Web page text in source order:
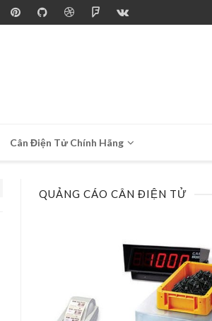
Cân Điện Tử Chính Hãng
QUẢNG CÁO CÂN ĐIỆN TỬ